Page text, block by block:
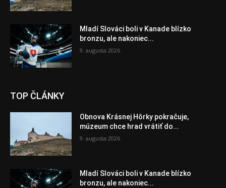
Mladí Slováci boli v Kanade blízko
bronzu, ale nakoniec...
9. augusta 2026
TOP ČLÁNKY
Obnova Krásnej Hôrky pokračuje,
múzeum chce hrad vrátiť do...
9. augusta 2026
Mladí Slováci boli v Kanade blízko
bronzu, ale nakoniec...